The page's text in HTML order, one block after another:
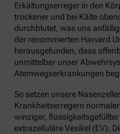
Erkältungserreger in den
trockener und bei Kälte
durchblutet, was uns
der renommierten Harvard
herausgefunden, dass
unmittelbar unser
Atemwegserkrankungen
So setzen unsere
Krankheitserregern
winziger,
extrazelluläre Vesikel (EV).